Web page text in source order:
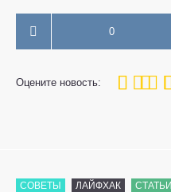
0
Оцените новость:
60
1 3 4
СОВЕТЫ ЛАЙФХАК СТАТЬИ